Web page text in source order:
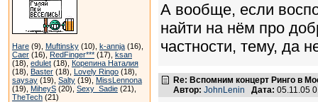
Hare (9), Muftinsky (10), k-annja (16),
Caer (16), RedFinger*** (17), ksan
(18), edulet (18), Корепина Наталия
(18), Baster (18), Lovely Ringo (18),
saysay (19), Salty (19), MissLennona
(19), MiheyS (20), Sexy_Sadie (21),
TheTech (21)
А вообще, если
найти на нём про
частности, тему, да
Re: Вспомним концерт Ринго в
Автор: JohnLenin Дата: 05.11.05